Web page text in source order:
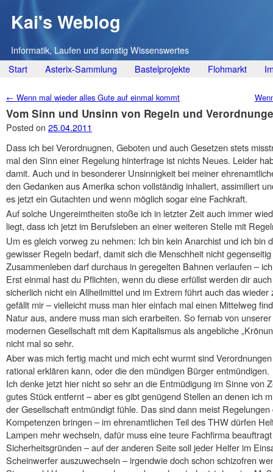
Kai's Weblog
Informatik, Laufen und sonstig Wissenswertes
Main menu
Skip
content
Start Asterix-Sammlung Bastelprojekte Flohmarkt
Post navigation
← Wenn mal wieder alles Gute auf einmal kommt
Vom Sinn und Unsinn von Regeln und
Posted on 25.04.2011
Dass ich bei Verordnugnen, Geboten und auch Gesetzen stets
mal den Sinn einer Regelung hinterfrage ist nichts Neues. Leider
damit. Auch und in besonderer Unsinnigkeit bei meiner
den Gedanken aus Amerika schon vollständig inhaliert, assimiliert
es jetzt ein Gutachten und wenn möglich sogar eine Fachkraft.
Auf solche Ungereimtheiten stoße ich in letzter Zeit auch immer
liegt, dass ich jetzt im Berufsleben an einer weiteren Stelle mit
Um es gleich vorweg zu nehmen: Ich bin kein Anarchist und ich bin
gewisser Regeln bedarf, damit sich die Menschheit nicht
Zusammenleben darf durchaus in geregelten Bahnen verlaufen –
Erst einmal hast du Pflichten, wenn du diese erfüllst werden dir
sicherlich nicht ein Allheilmittel und im Extrem führt auch das
gefällt mir – vielleicht muss man hier einfach mal einen Mittelweg
Natur aus, andere muss man sich erarbeiten. So fernab von
modernen Gesellschaft mit dem Kapitalismus als angebliche
nicht mal so sehr.
Aber was mich fertig macht und mich echt wurmt sind
rational erklären kann, oder die den mündigen Bürger entmündigen.
Ich denke jetzt hier nicht so sehr an die Entmüdigung im Sinne von
gutes Stück entfernt – aber es gibt genügend Stellen an denen ich
der Gesellschaft entmündigt fühle. Das sind dann meist
Kompetenzen bringen – im ehrenamtlichen Teil des THW dürfen
Lampen mehr wechseln, dafür muss eine teure Fachfirma
Sicherheitsgründen – auf der anderen Seite soll jeder Helfer im
Scheinwerfer auszuwechseln – irgendwie doch schon schizofren